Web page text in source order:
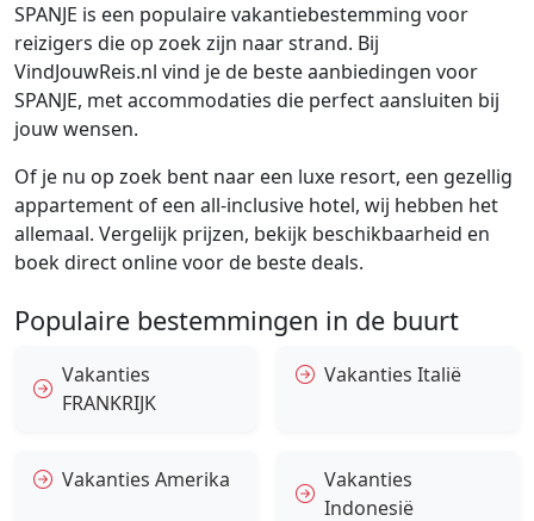
SPANJE is een populaire vakantiebestemming voor
reizigers die op zoek zijn naar strand. Bij
VindJouwReis.nl vind je de beste aanbiedingen voor
SPANJE, met accommodaties die perfect aansluiten bij
jouw wensen.
Of je nu op zoek bent naar een luxe resort, een gezellig
appartement of een all-inclusive hotel, wij hebben het
allemaal. Vergelijk prijzen, bekijk beschikbaarheid en
boek direct online voor de beste deals.
Populaire bestemmingen in de buurt
Vakanties
FRANKRIJK
Vakanties Italië
Vakanties Amerika
Vakanties
Indonesië